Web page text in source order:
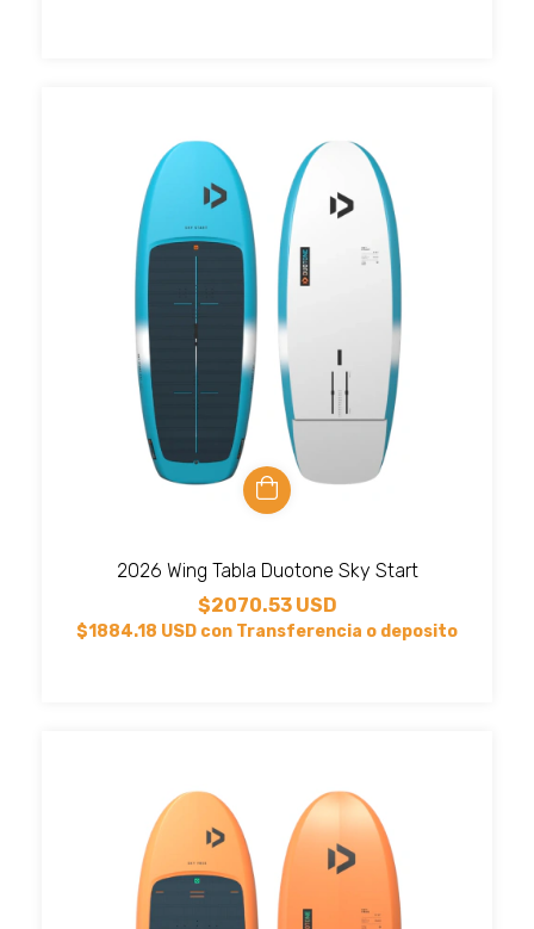
2026 Wing Tabla Duotone Sky Start
$2070.53 USD
$1884.18 USD con Transferencia o deposito